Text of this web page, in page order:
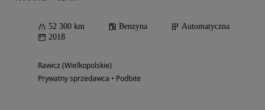
52 300 km Benzyna
Automatyczna
2018
Rawicz (Wielkopolskie)
Prywatny sprzedawca • Podbite